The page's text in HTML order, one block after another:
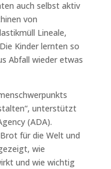
auch selbst aktiv
von
Lineale,
Die Kinder lernten so
Abfall wieder etwas
unterstützt
(ADA).
für die Welt und
wie
und wie wichtig